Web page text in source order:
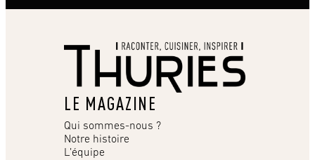
LE MAGAZINE
Qui sommes-nous ?
Notre histoire
L’équipe